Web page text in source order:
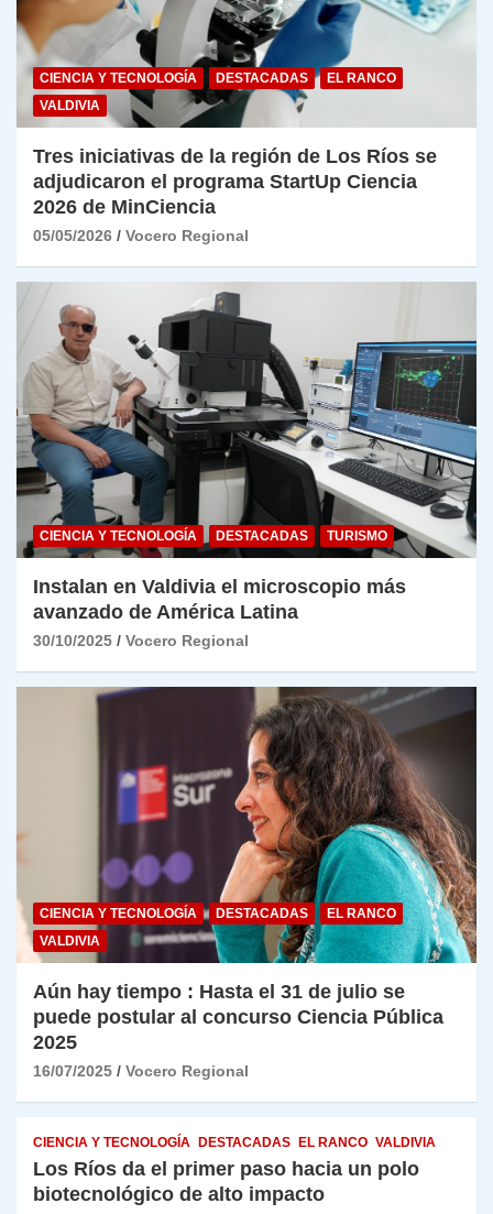
CIENCIA Y TECNOLOGÍA DESTACADAS
EL RANCO
VALDIVIA
Tres iniciativas de la región de Los Ríos se
adjudicaron el programa StartUp Ciencia
2026 de MinCiencia
05/05/2026 Vocero Regional
CIENCIA Y TECNOLOGÍA DESTACADAS TURISMO
Instalan en Valdivia el microscopio más
avanzado de América Latina
30/10/2025 Vocero Regional
CIENCIA Y TECNOLOGÍA DESTACADAS
EL RANCO
VALDIVIA
Aún hay tiempo : Hasta el 31 de julio se
puede postular al concurso Ciencia Pública
2025
16/07/2025 Vocero Regional
CIENCIA Y TECNOLOGÍA DESTACADAS EL RANCO VALDIVIA
Los Ríos da el primer paso hacia un polo
biotecnológico de alto impacto